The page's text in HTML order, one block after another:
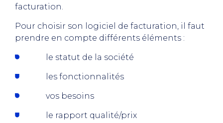
facturation.
Pour choisir son logiciel de facturation, il faut
prendre en compte différents éléments :
le statut de la société
les fonctionnalités
vos besoins
le rapport qualité/prix